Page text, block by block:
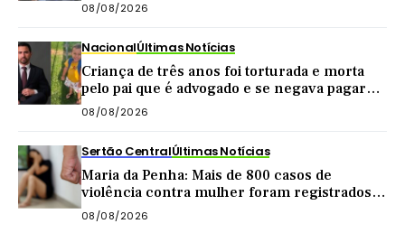
08/08/2026
NacionalÚltimas Notícias
Criança de três anos foi torturada e morta
pelo pai que é advogado e se negava pagar
pensão
08/08/2026
Sertão CentralÚltimas Notícias
Maria da Penha: Mais de 800 casos de
violência contra mulher foram registrados
no Sertão Central este ano
08/08/2026